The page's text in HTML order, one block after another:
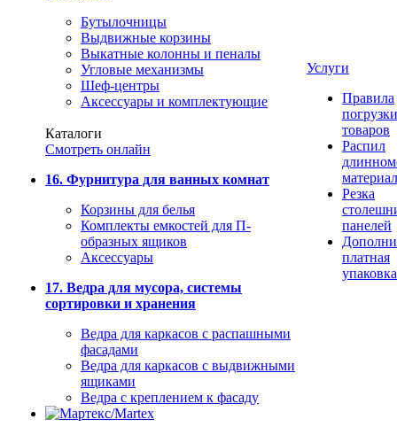
Бутылочницы
Выдвижные корзины
Выкатные колонны и пеналы
Угловые механизмы
Шеф-центры
Аксессуары и комплектующие
Каталоги
Смотреть онлайн
16. Фурнитура для ванных комнат
Корзины для белья
Комплекты емкостей для П-
образных ящиков
Аксессуары
17. Ведра для мусора, системы
сортировки и хранения
Ведра для каркасов с распашными
фасадами
Ведра для каркасов с выдвижными
ящиками
Ведра с креплением к фасаду
Услуги
Правила
погрузки
товаров
Распил
Резка
панелей
платная
упаковка